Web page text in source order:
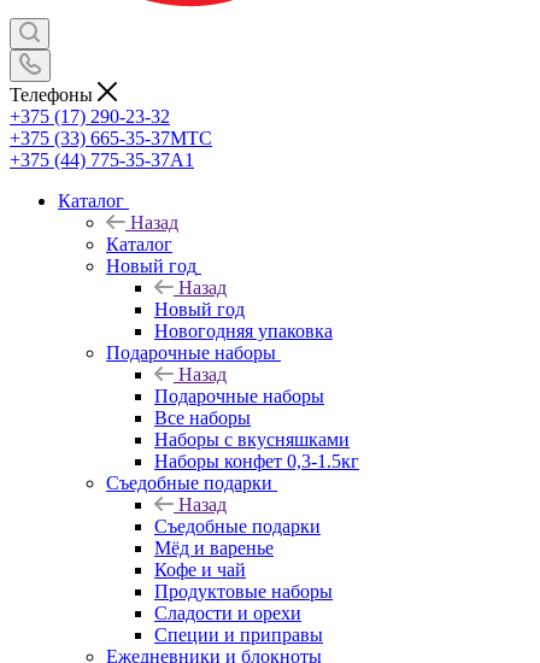
Телефоны
+375 (17) 290-23-32
+375 (33) 665-35-37МТС
+375 (44) 775-35-37А1
Каталог
Назад
Каталог
Новый год
Назад
Новый год
Новогодняя упаковка
Подарочные наборы
Назад
Подарочные наборы
Все наборы
Наборы с вкусняшками
Наборы конфет 0,3-1.5кг
Съедобные подарки
Назад
Съедобные подарки
Мёд и варенье
Кофе и чай
Продуктовые наборы
Сладости и орехи
Специи и приправы
Ежедневники и блокноты